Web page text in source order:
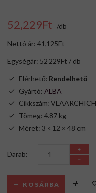
52,229Ft /db
Nettó ár: 41,125Ft
Egységár: 52,229Ft / db
Elérhető: Rendelhető
Gyártó: ALBA
Cikkszám: VLAARCHICH
Tömeg: 4.87 kg
Méret: 3 × 12 × 48 cm
Darab:
KOSÁRBA